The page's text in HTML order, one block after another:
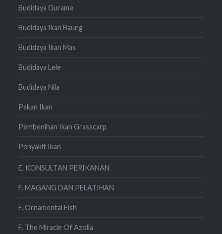
Budidaya Gurame
Budidaya Ikan Baung
Budidaya Ikan Mas
Budidaya Lele
Budidaya Nila
Pakan Ikan
Pembenihan Ikan Grasscarp
Penyakit Ikan
E. KONSULTAN PERIKANAN
F. MAGANG DAN PELATIHAN
F. Ornamental Fish
F. The Miracle Of Azolla